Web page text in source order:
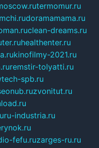
termomur.ru
doramamama.ru
clean-dreams.ru
healthenter.ru
kinofilmy-2021.ru
remstir-tolyatti.ru
spb.ru
zvonitut.ru
ru-industria.ru
fefu.ruzarges-ru.ru